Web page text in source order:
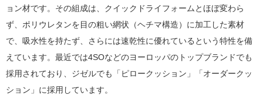
ョン材です。その組成は、クイックドライフォームとほぼ変わら
ず、ポリウレタンを目の粗い網状（ヘチマ構造）に加工した素材
で、吸水性を持たず、さらには速乾性に優れているという特性を備
えています。最近では4SOなどのヨーロッパのトップブランドでも
採用されており、ジゼルでも「ピロークッション」「オーダークッ
ション」に採用しています。